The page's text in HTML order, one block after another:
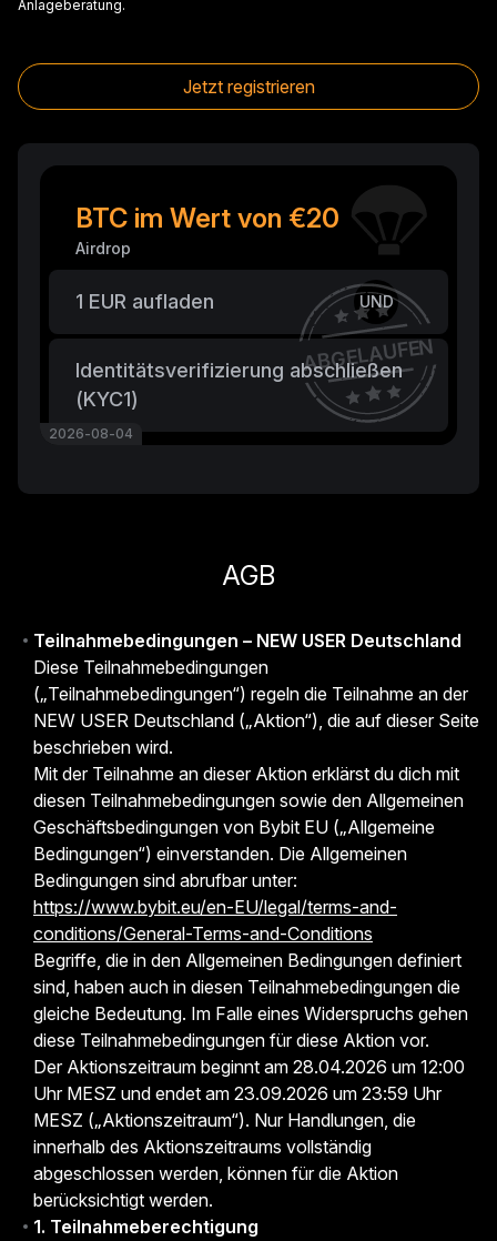
Anlageberatung.
Jetzt registrieren
BTC im Wert von €20
Airdrop
1 EUR aufladen UND
Identitätsverifizierung abschließen
(KYC1)
ABGELAUFEN
2026-08-04
AGB
Teilnahmebedingungen – NEW USER Deutschland
Diese Teilnahmebedingungen
(„Teilnahmebedingungen“) regeln die Teilnahme an der
NEW USER Deutschland („Aktion“), die auf dieser Seite
beschrieben wird.
Mit der Teilnahme an dieser Aktion erklärst du dich mit
diesen Teilnahmebedingungen sowie den Allgemeinen
Geschäftsbedingungen von Bybit EU („Allgemeine
Bedingungen“) einverstanden. Die Allgemeinen
Bedingungen sind abrufbar unter:
https://www.bybit.eu/en-EU/legal/terms-and-
conditions/General-Terms-and-Conditions
Begriffe, die in den Allgemeinen Bedingungen definiert
sind, haben auch in diesen Teilnahmebedingungen die
gleiche Bedeutung. Im Falle eines Widerspruchs gehen
diese Teilnahmebedingungen für diese Aktion vor.
Der Aktionszeitraum beginnt am 28.04.2026 um 12:00
Uhr MESZ und endet am 23.09.2026 um 23:59 Uhr
MESZ („Aktionszeitraum“). Nur Handlungen, die
innerhalb des Aktionszeitraums vollständig
abgeschlossen werden, können für die Aktion
berücksichtigt werden.
1. Teilnahmeberechtigung